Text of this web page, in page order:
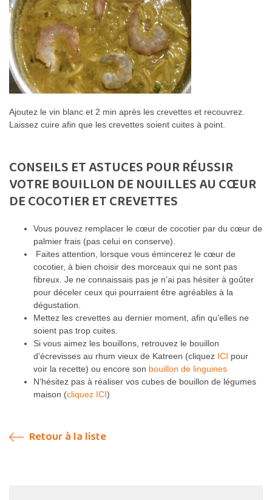
Ajoutez le vin blanc et 2 min après les crevettes et recouvrez.
Laissez cuire afin que les crevettes soient cuites à point.
CONSEILS ET ASTUCES POUR RÉUSSIR
VOTRE BOUILLON DE NOUILLES AU CŒUR
DE COCOTIER ET CREVETTES
Vous pouvez remplacer le cœur de cocotier par du cœur de
palmier frais (pas celui en conserve).
Faites attention, lorsque vous émincerez le cœur de
cocotier, à bien choisir des morceaux qui ne sont pas
fibreux. Je ne connaissais pas je n’ai pas hésiter à goûter
pour déceler ceux qui pourraient être agréables à la
dégustation.
Mettez les crevettes au dernier moment, afin qu’elles ne
soient pas trop cuites.
Si vous aimez les bouillons, retrouvez le bouillon
d’écrevisses au rhum vieux de Katreen (cliquez ICI pour
voir la recette) ou encore son bouillon de linguines
N’hésitez pas à réaliser vos cubes de bouillon de légumes
maison (cliquez ICI)
Retour à la liste